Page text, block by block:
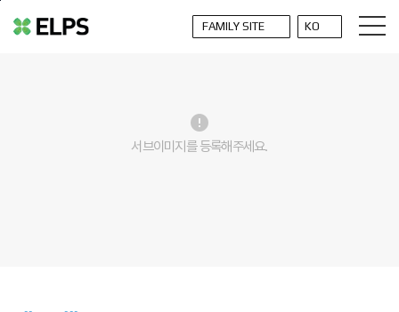
error
서브이미지를 등록해주세요.